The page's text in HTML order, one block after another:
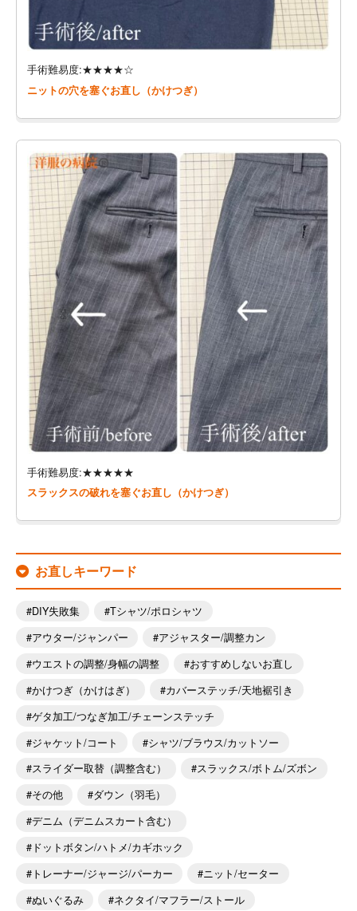
手術難易度:★★★★☆
ニットの穴を塞ぐお直し（かけつぎ）
手術難易度:★★★★★
スラックスの破れを塞ぐお直し（かけつぎ）
お直しキーワード
DIY失敗集
Tシャツ/ポロシャツ
アウター/ジャンパー
アジャスター/調整カン
ウエストの調整/身幅の調整
おすすめしないお直し
かけつぎ（かけはぎ）
カバーステッチ/天地裾引き
ゲタ加工/つなぎ加工/チェーンステッチ
ジャケット/コート
シャツ/ブラウス/カットソー
スライダー取替（調整含む）
スラックス/ボトム/ズボン
その他
ダウン（羽毛）
デニム（デニムスカート含む）
ドットボタン/ハトメ/カギホック
トレーナー/ジャージ/パーカー
ニット/セーター
ぬいぐるみ
ネクタイ/マフラー/ストール